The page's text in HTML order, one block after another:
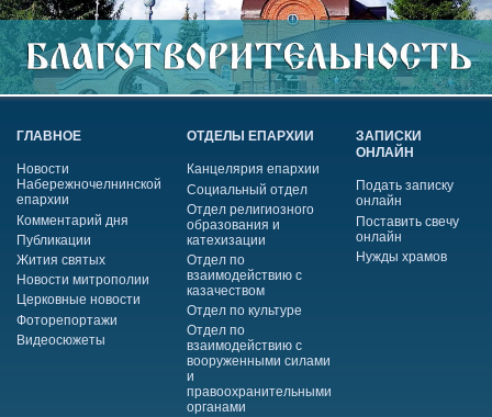
ГЛАВНОЕ
Новости
Набережночелнинской
епархии
Комментарий дня
Публикации
Жития святых
Новости митрополии
Церковные новости
Фоторепортажи
Видеосюжеты
ОТДЕЛЫ ЕПАРХИИ
Канцелярия епархии
Социальный отдел
Отдел религиозного
образования и
катехизации
Отдел по
взаимодействию с
казачеством
Отдел по культуре
Отдел по
взаимодействию с
вооруженными силами
и
правоохранительными
органами
ЗАПИСКИ
ОНЛАЙН
Подать записку
онлайн
Поставить свечу
онлайн
Нужды храмов